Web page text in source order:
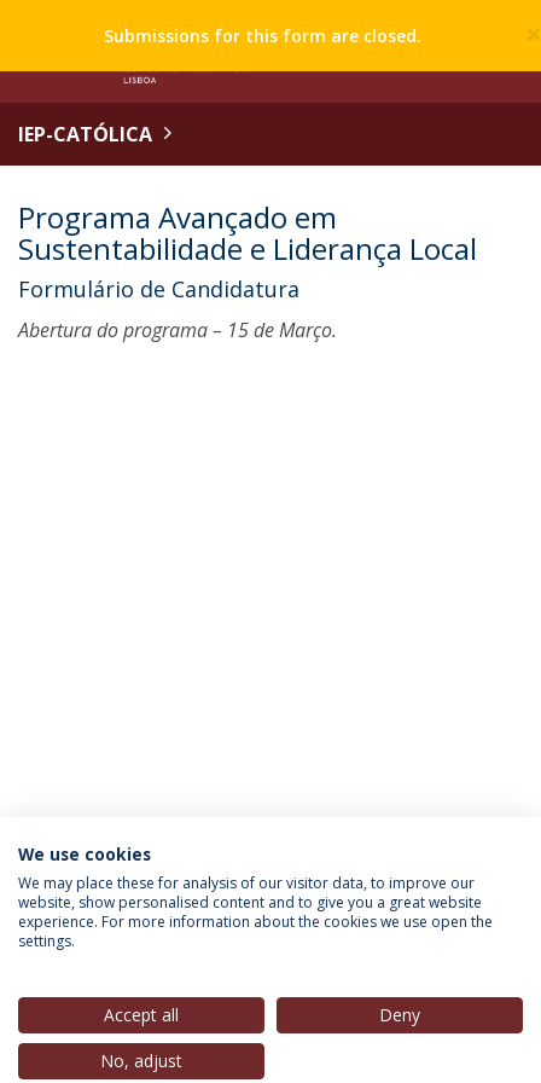
×
Submissions for this form are closed.
IEP-CATÓLICA
Programa Avançado em
Sustentabilidade e Liderança Local
Formulário de Candidatura
Abertura do programa – 15 de Março.
INFORMAÇÃO PARA
We use cookies
We may place these for analysis of our visitor data, to improve our
website, show personalised content and to give you a great website
experience. For more information about the cookies we use open the
settings.
Accept all
Deny
No, adjust